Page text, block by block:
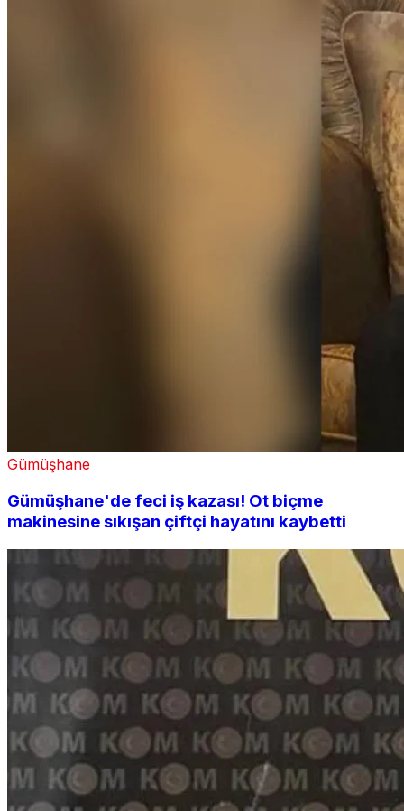
Gümüşhane
Gümüşhane'de feci iş kazası! Ot biçme
makinesine sıkışan çiftçi hayatını kaybetti